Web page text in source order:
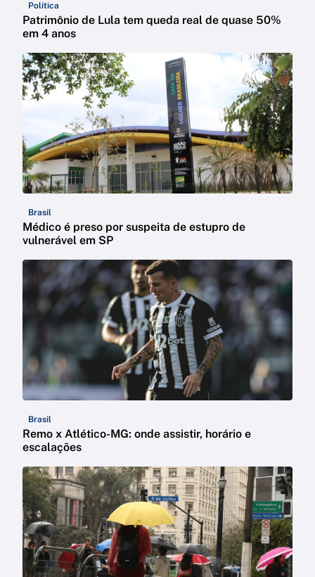
Política
Patrimônio de Lula tem queda real de quase 50%
em 4 anos
Brasil
Médico é preso por suspeita de estupro de
vulnerável em SP
Brasil
Remo x Atlético-MG: onde assistir, horário e
escalações